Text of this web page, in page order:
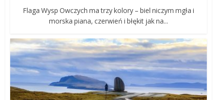
Flaga Wysp Owczych ma trzy kolory – biel niczym mgła i
morska piana, czerwień i błękit jak na...